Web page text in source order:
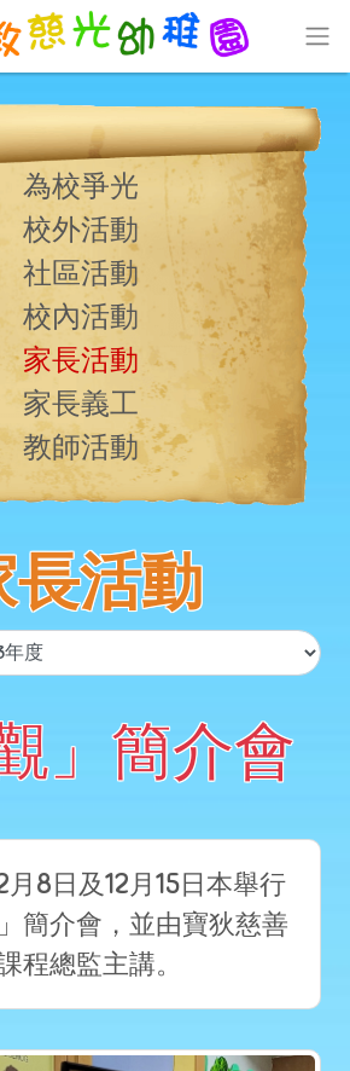
為校爭光
校外活動
社區活動
校內活動
家長活動
家長義工
教師活動
長活動
」簡介會
月8日及12月15日本舉行
簡介會，並由寶狄慈善
程總監主講。